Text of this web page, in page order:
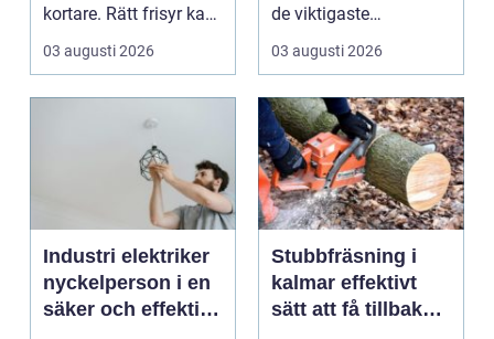
kortare. Rätt frisyr kan
förstärka ansiktsfo...
03 augusti 2026
de viktigaste
förutsättningarna för
03 augusti 2026
Industri elektriker
nyckelperson i en
säker och effektiv
Stubbfräsning i
kalmar effektivt
sätt att få tillbaka